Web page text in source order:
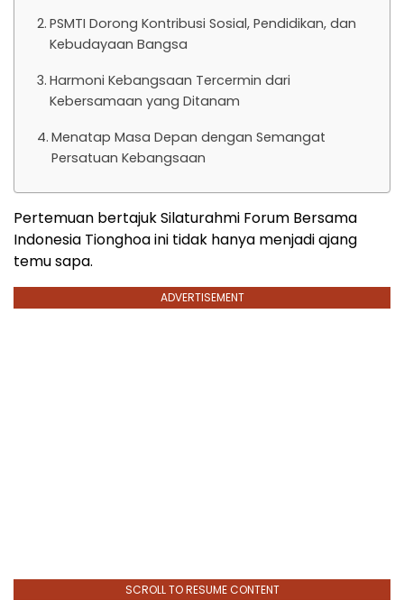
PSMTI Dorong Kontribusi Sosial, Pendidikan, dan
Kebudayaan Bangsa
Harmoni Kebangsaan Tercermin dari
Kebersamaan yang Ditanam
Menatap Masa Depan dengan Semangat
Persatuan Kebangsaan
Pertemuan bertajuk Silaturahmi Forum Bersama
Indonesia Tionghoa ini tidak hanya menjadi ajang
temu sapa.
ADVERTISEMENT
SCROLL TO RESUME CONTENT